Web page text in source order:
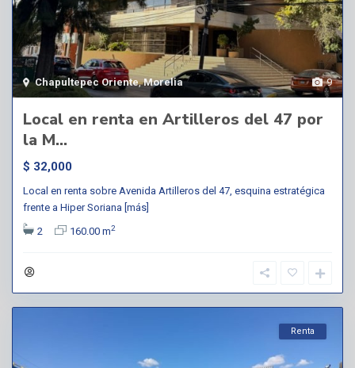
9
Chapultepec Oriente,Morelia
Local en renta en Artilleros del 47 por
la M...
$ 32,000
Local en renta sobre Avenida Artilleros del 47, esquina estratégica
frente a Hiper Soriana [más]
2
160.00 m2
Renta